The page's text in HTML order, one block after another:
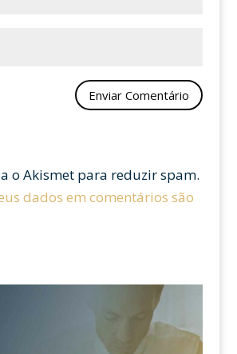
o Akismet para reduzir spam.
dados em comentários são